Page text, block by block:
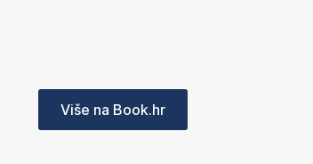
Više na Book.hr